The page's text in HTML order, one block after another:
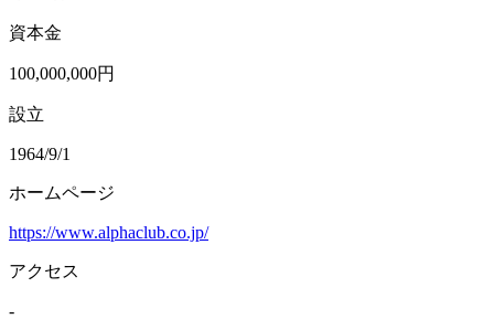
資本金
100,000,000円
設立
1964/9/1
ホームページ
https://www.alphaclub.co.jp/
アクセス
-